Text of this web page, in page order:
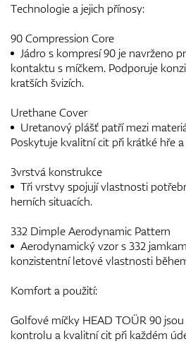
Technologie a jejich přínosy:
90 Compression Core
Jádro s kompresí 90 je navrženo
kontaktu s míčkem. Podporuje
kratších švizích.
Urethane Cover
Uretanový plášť patří mezi
Poskytuje kvalitní cit při krátké hře
3vrstvá konstrukce
Tři vrstvy spojují vlastnosti
herních situacích.
332 Dimple Aerodynamic Pattern
Aerodynamický vzor s 332
konzistentní letové vlastnosti
Komfort a použití:
Golfové míčky HEAD TOÜR 90
kontrolu a kvalitní cit při každém